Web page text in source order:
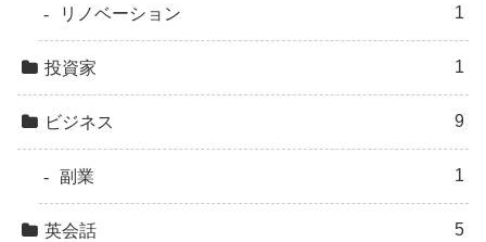
リノベーション 1
投資家 1
ビジネス 9
副業 1
英会話 5